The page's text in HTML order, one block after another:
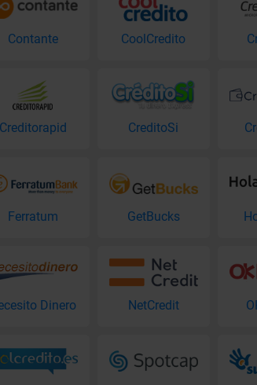
Contante CoolCredito
Creditorapid CreditoSi
Ferratum GetBucks
Dinero NetCredit